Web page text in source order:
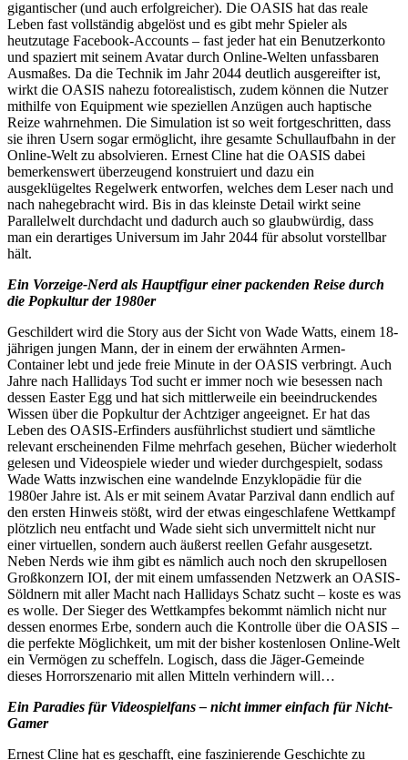
gigantischer (und auch erfolgreicher). Die OASIS hat das reale
Leben fast vollständig abgelöst und es gibt mehr Spieler als
heutzutage Facebook-Accounts – fast jeder hat ein Benutzerkonto
und spaziert mit seinem Avatar durch Online-Welten unfassbaren
Ausmaßes. Da die Technik im Jahr 2044 deutlich ausgereifter ist,
wirkt die OASIS nahezu fotorealistisch, zudem können die Nutzer
mithilfe von Equipment wie speziellen Anzügen auch haptische
Reize wahrnehmen. Die Simulation ist so weit fortgeschritten, dass
sie ihren Usern sogar ermöglicht, ihre gesamte Schullaufbahn in der
Online-Welt zu absolvieren. Ernest Cline hat die OASIS dabei
bemerkenswert überzeugend konstruiert und dazu ein
ausgeklügeltes Regelwerk entworfen, welches dem Leser nach und
nach nahegebracht wird. Bis in das kleinste Detail wirkt seine
Parallelwelt durchdacht und dadurch auch so glaubwürdig, dass
man ein derartiges Universum im Jahr 2044 für absolut vorstellbar
hält.
Ein Vorzeige-Nerd als Hauptfigur einer packenden Reise durch
die Popkultur der 1980er
Geschildert wird die Story aus der Sicht von Wade Watts, einem 18-
jährigen jungen Mann, der in einem der erwähnten Armen-
Container lebt und jede freie Minute in der OASIS verbringt. Auch
Jahre nach Hallidays Tod sucht er immer noch wie besessen nach
dessen Easter Egg und hat sich mittlerweile ein beeindruckendes
Wissen über die Popkultur der Achtziger angeeignet. Er hat das
Leben des OASIS-Erfinders ausführlichst studiert und sämtliche
relevant erscheinenden Filme mehrfach gesehen, Bücher wiederholt
gelesen und Videospiele wieder und wieder durchgespielt, sodass
Wade Watts inzwischen eine wandelnde Enzyklopädie für die
1980er Jahre ist. Als er mit seinem Avatar Parzival dann endlich auf
den ersten Hinweis stößt, wird der etwas eingeschlafene Wettkampf
plötzlich neu entfacht und Wade sieht sich unvermittelt nicht nur
einer virtuellen, sondern auch äußerst reellen Gefahr ausgesetzt.
Neben Nerds wie ihm gibt es nämlich auch noch den skrupellosen
Großkonzern IOI, der mit einem umfassenden Netzwerk an OASIS-
Söldnern mit aller Macht nach Hallidays Schatz sucht – koste es was
es wolle. Der Sieger des Wettkampfes bekommt nämlich nicht nur
dessen enormes Erbe, sondern auch die Kontrolle über die OASIS –
die perfekte Möglichkeit, um mit der bisher kostenlosen Online-Welt
ein Vermögen zu scheffeln. Logisch, dass die Jäger-Gemeinde
dieses Horrorszenario mit allen Mitteln verhindern will…
Ein Paradies für Videospielfans – nicht immer einfach für Nicht-
Gamer
Ernest Cline hat es geschafft, eine faszinierende Geschichte zu